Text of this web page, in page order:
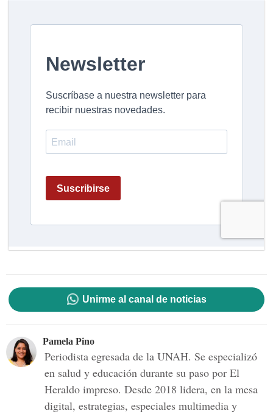
Unirme al canal de noticias
Pamela Pino
Periodista egresada de la UNAH. Se especializó
en salud y educación durante su paso por El
Heraldo impreso. Desde 2018 lidera, en la mesa
digital, estrategias, especiales multimedia y